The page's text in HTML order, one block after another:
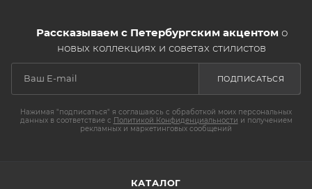
Рассказываем с Петербургским акцентом о
новых коллекциях и советах стилистов
ПОДПИСАТЬСЯ
Нажимая "подписаться" я соглашаюсь с обработкой моих персональных
данных в соответствие с Политикой Конфиденциальности и получением
рекламных и маркетинговых сообщений
КАТАЛОГ